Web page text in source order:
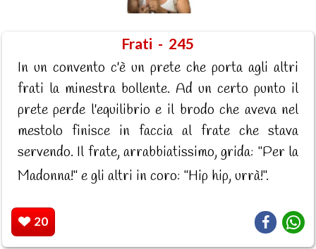
Frati - 245
In un convento c'è un prete che porta agli altri
frati la minestra bollente. Ad un certo punto il
prete perde l'equilibrio e il brodo che aveva nel
mestolo finisce in faccia al frate che stava
servendo. Il frate, arrabbiatissimo, grida: "Per la
Madonna!" e gli altri in coro: "Hip hip, urrà!".
20